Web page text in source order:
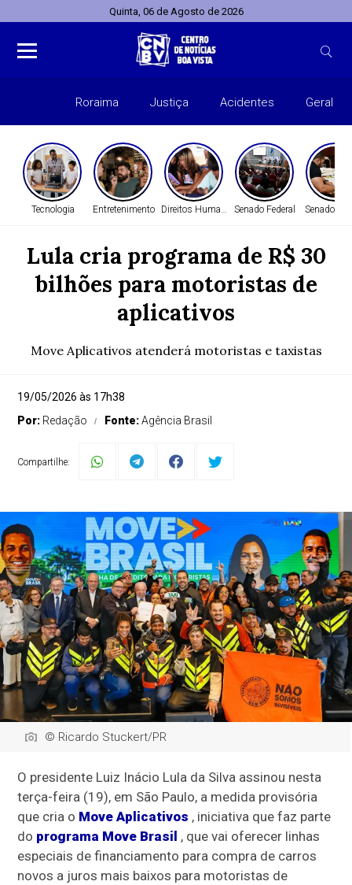
Quinta, 06 de Agosto de 2026
Roraima Justiça Acidentes Geral
Tecnologia Entretenimento Direitos HumanosSenado Federal Senado
Lula cria programa de R$ 30
bilhões para motoristas de
aplicativos
Move Aplicativos atenderá motoristas e taxistas
19/05/2026 às 17h38
Por: Redação Fonte:Agência Brasil
Compartilhe:
© Ricardo Stuckert/PR
O presidente Luiz Inácio Lula da Silva assinou nesta
terça-feira (19), em São Paulo, a medida provisória
que cria o Move Aplicativos , iniciativa que faz parte
do programa Move Brasil , que vai oferecer linhas
especiais de financiamento para compra de carros
novos a juros mais baixos para motoristas de